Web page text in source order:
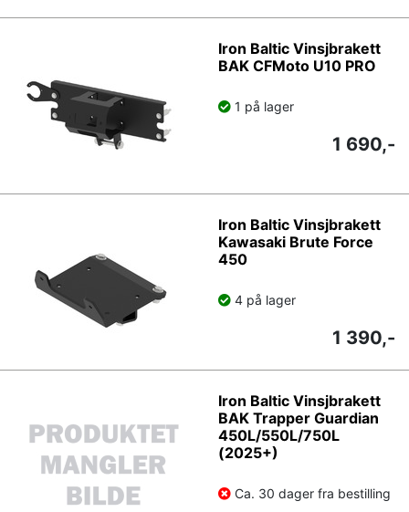
Iron Baltic Vinsjbrakett
BAK CFMoto U10 PRO
1 på lager
1 690,-
Iron Baltic Vinsjbrakett
Kawasaki Brute Force
450
4 på lager
1 390,-
Iron Baltic Vinsjbrakett
BAK Trapper Guardian
450L/550L/750L
(2025+)
Ca. 30 dager fra bestilling